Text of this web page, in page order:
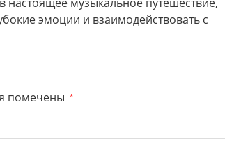
эмоции и взаимодействовать с
помечены *